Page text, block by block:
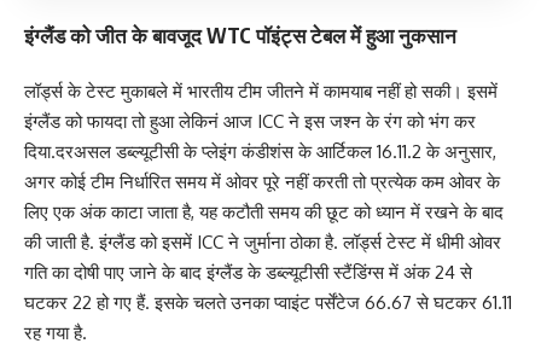
इंग्लैंड को जीत के बावजूद WTC पॉइंट्स टेबल में हुआ नुकसान
लॉर्ड्स के टेस्ट मुकाबले में भारतीय टीम जीतने में कामयाब नहीं हो सकी। इसमें
इंग्लैंड को फायदा तो हुआ लेकिनं आज ICC ने इस जश्न के रंग को भंग कर
दिया.दरअसल डब्ल्यूटीसी के प्लेइंग कंडीशंस के आर्टिकल 16.11.2 के अनुसार,
अगर कोई टीम निर्धारित समय में ओवर पूरे नहीं करती तो प्रत्येक कम ओवर के
लिए एक अंक काटा जाता है, यह कटौती समय की छूट को ध्यान में रखने के बाद
की जाती है. इंग्लैंड को इसमें ICC ने जुर्माना ठोका है. लॉर्ड्स टेस्ट में धीमी ओवर
गति का दोषी पाए जाने के बाद इंग्लैंड के डब्ल्यूटीसी स्टैंडिंग्स में अंक 24 से
घटकर 22 हो गए हैं. इसके चलते उनका प्वाइंट पर्सेंटेज 66.67 से घटकर 61.11
रह गया है.